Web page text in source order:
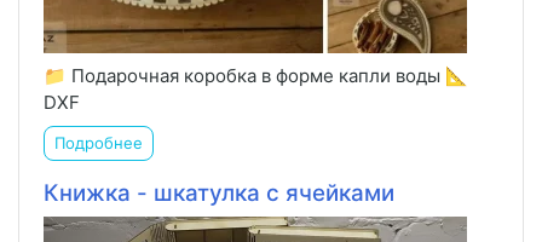
📁 Подарочная коробка в форме капли воды 📐
DXF
Подробнее
Книжка - шкатулка с ячейками